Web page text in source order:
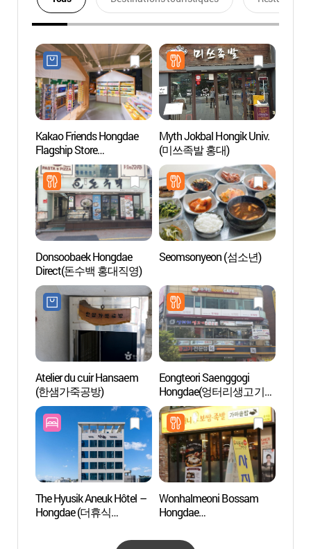
Kakao Friends Hongdae
Flagship Store
(카카오프렌즈 홍대
플래그십 스토어)
Myth Jokbal Hongik Univ.
(미쓰족발 홍대)
Donsoobaek Hongdae
Direct(돈수백 홍대직영)
Seomsonyeon (섬소년)
Atelier du cuir Hansaem
(한샘가죽공방)
Eongteori Saenggogi
Hongdae(엉터리생고기
홍대)
The Hyusik Aneuk Hôtel –
Hongdae (더휴식
Wonhalmeoni Bossam
Hongdae
홍대역)